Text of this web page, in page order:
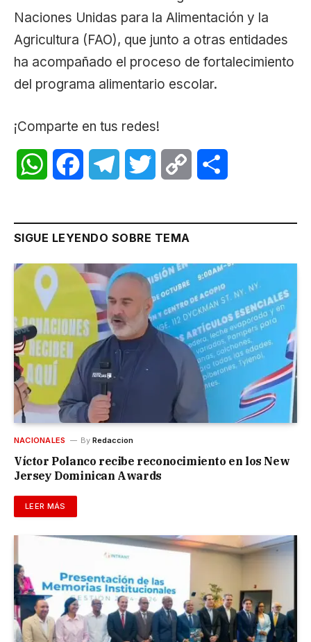
Naciones Unidas para la Alimentación y la
Agricultura (FAO), que junto a otras entidades
ha acompañado el proceso de fortalecimiento
del programa alimentario escolar.
¡Comparte en tus redes!
WhatsAppFacebookTelegramTwitter Copy
SIGUE LEYENDO SOBRE TEMA
NACIONALES By Redaccion
Víctor Polanco recibe reconocimiento en los New
Jersey Dominican Awards
LEER MÁS